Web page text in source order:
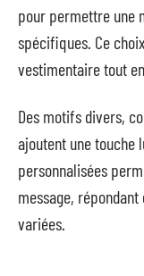
pour permettre une
spécifiques. Ce
vestimentaire tout
Des motifs divers,
ajoutent une touche
personnalisées
message,
variées.